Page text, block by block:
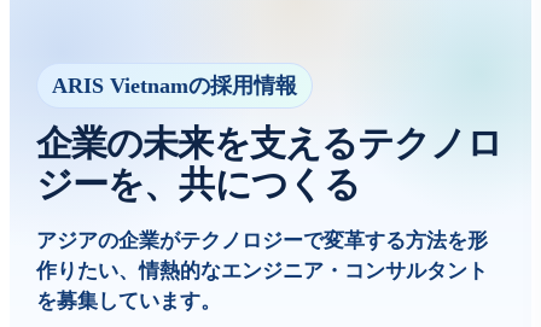
ARIS Vietnamの採用情報
企業の未来を支えるテクノロ
ジーを、共につくる
アジアの企業がテクノロジーで変革する方法を形
作りたい、情熱的なエンジニア・コンサルタント
を募集しています。